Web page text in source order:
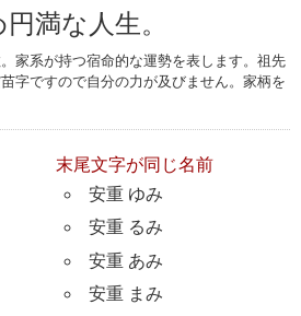
満な人生。
家系が持つ宿命的な運勢を表します。祖先
字ですので自分の力が及びません。家柄を
末尾文字が同じ名前
安重 ゆみ
安重 るみ
安重 あみ
安重 まみ